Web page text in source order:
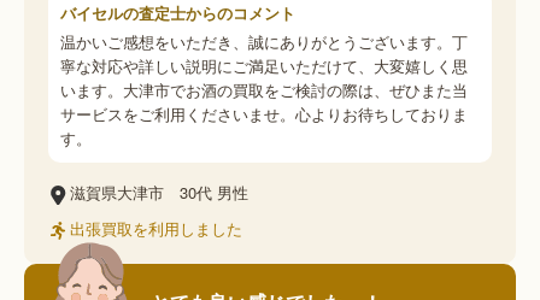
バイセルの査定士からのコメント
温かいご感想をいただき、誠にありがとうございます。丁
寧な対応や詳しい説明にご満足いただけて、大変嬉しく思
います。大津市でお酒の買取をご検討の際は、ぜひまた当
サービスをご利用くださいませ。心よりお待ちしておりま
す。
滋賀県大津市 30代 男性
出張買取を利用しました